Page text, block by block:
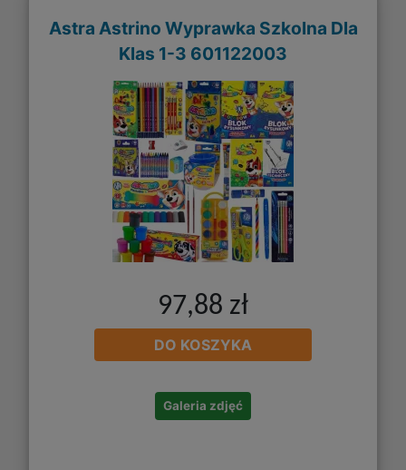
Astra Astrino Wyprawka Szkolna Dla
Klas 1-3 601122003
97,88 zł
DO KOSZYKA
Galeria zdjęć